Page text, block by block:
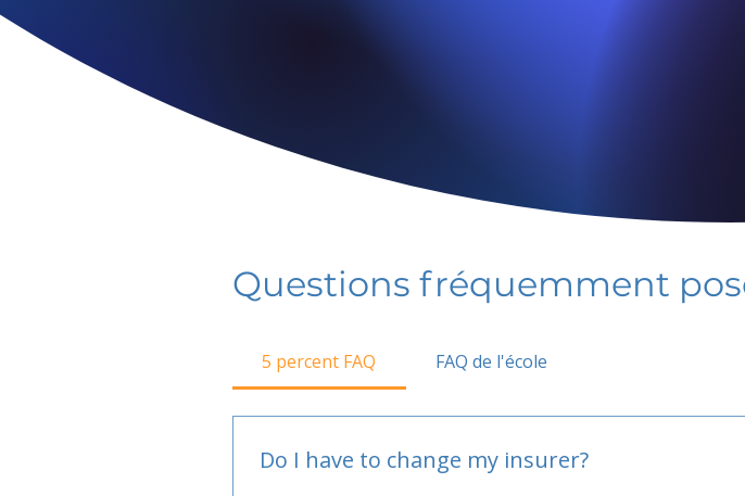
Questions fréquemment
5 percent FAQ FAQ de l'école
Do I have to change my insurer?